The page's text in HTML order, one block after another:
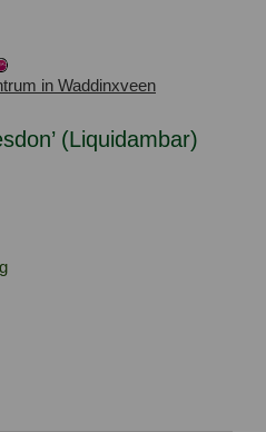
(Liquidambar)
in Waddinxveen